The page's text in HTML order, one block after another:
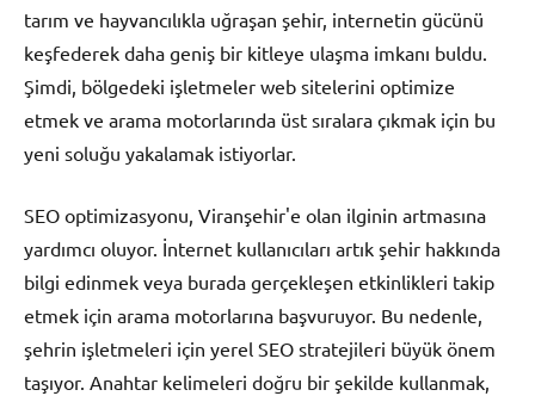
tarım ve hayvancılıkla uğraşan şehir, internetin gücünü
keşfederek daha geniş bir kitleye ulaşma imkanı buldu.
Şimdi, bölgedeki işletmeler web sitelerini optimize
etmek ve arama motorlarında üst sıralara çıkmak için bu
yeni soluğu yakalamak istiyorlar.
SEO optimizasyonu, Viranşehir'e olan ilginin artmasına
yardımcı oluyor. İnternet kullanıcıları artık şehir hakkında
bilgi edinmek veya burada gerçekleşen etkinlikleri takip
etmek için arama motorlarına başvuruyor. Bu nedenle,
şehrin işletmeleri için yerel SEO stratejileri büyük önem
taşıyor. Anahtar kelimeleri doğru bir şekilde kullanmak,